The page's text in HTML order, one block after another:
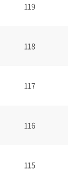
119
118
117
116
115